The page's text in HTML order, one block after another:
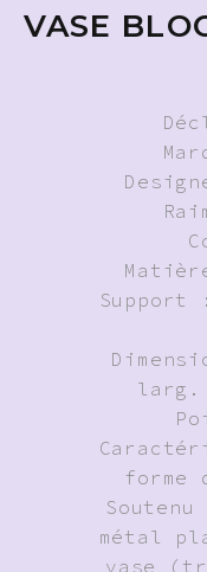
VASE
Support
larg.
forme
métal
vase